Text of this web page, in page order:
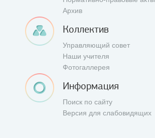
Архив
Коллектив
Управляющий совет
Наши учителя
Фотогаллерея
Информация
Поиск по сайту
Версия для слабовидящих